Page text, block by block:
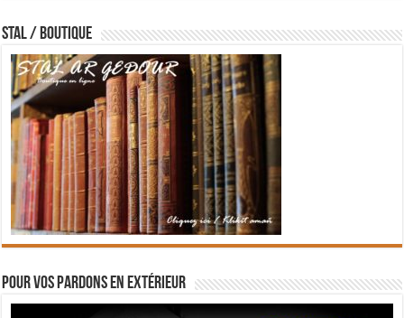
STAL / BOUTIQUE
Pour vos pardons en extérieur